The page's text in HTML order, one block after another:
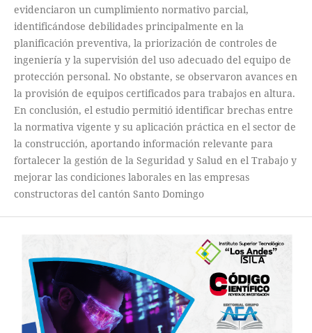
evidenciaron un cumplimiento normativo parcial,
identificándose debilidades principalmente en la
planificación preventiva, la priorización de controles de
ingeniería y la supervisión del uso adecuado del equipo de
protección personal. No obstante, se observaron avances en
la provisión de equipos certificados para trabajos en altura.
En conclusión, el estudio permitió identificar brechas entre
la normativa vigente y su aplicación práctica en el sector de
la construcción, aportando información relevante para
fortalecer la gestión de la Seguridad y Salud en el Trabajo y
mejorar las condiciones laborales en las empresas
constructoras del cantón Santo Domingo